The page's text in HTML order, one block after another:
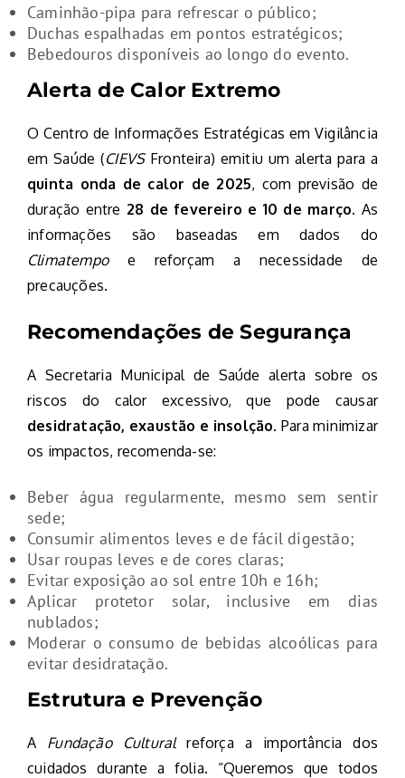
Caminhão-pipa para refrescar o público;
Duchas espalhadas em pontos estratégicos;
Bebedouros disponíveis ao longo do evento.
Alerta de Calor Extremo
O Centro de Informações Estratégicas em Vigilância
em Saúde (CIEVSFronteira) emitiu um alerta para a
quinta onda de calor de 2025, com previsão de
duração entre 28 de fevereiro e 10 de março. As
informações são baseadas em dados do
Climatempoe reforçam a necessidade de
precauções.
Recomendações de Segurança
A Secretaria Municipal de Saúde alerta sobre os
riscos do calor excessivo, que pode causar
desidratação, exaustão e insolção. Para minimizar
os impactos, recomenda-se:
Beber água regularmente, mesmo sem sentir
sede;
Consumir alimentos leves e de fácil digestão;
Usar roupas leves e de cores claras;
Evitar exposição ao sol entre 10h e 16h;
Aplicar protetor solar, inclusive em dias
nublados;
Moderar o consumo de bebidas alcoólicas para
evitar desidratação.
Estrutura e Prevenção
A Fundação Culturalreforça a importância dos
cuidados durante a folia. “Queremos que todos